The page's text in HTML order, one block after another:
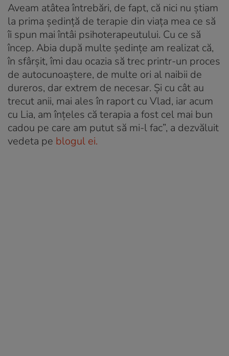
Aveam atâtea întrebări, de fapt, că nici nu știam
la prima ședință de terapie din viața mea ce să
îi spun mai întâi psihoterapeutului. Cu ce să
încep. Abia după multe ședințe am realizat că,
în sfârșit, îmi dau ocazia să trec printr-un proces
de autocunoaștere, de multe ori al naibii de
dureros, dar extrem de necesar. Și cu cât au
trecut anii, mai ales în raport cu Vlad, iar acum
cu Lia, am înțeles că terapia a fost cel mai bun
cadou pe care am putut să mi-l fac”, a dezvăluit
vedeta pe blogul ei.